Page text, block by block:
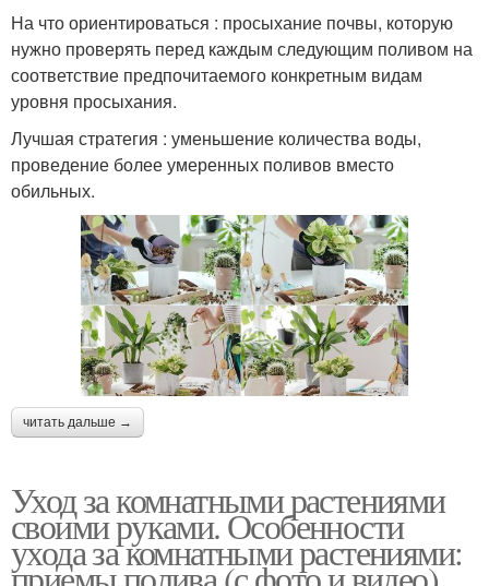
На что ориентироваться : просыхание почвы, которую
нужно проверять перед каждым следующим поливом на
соответствие предпочитаемого конкретным видам
уровня просыхания.
Лучшая стратегия : уменьшение количества воды,
проведение более умеренных поливов вместо
обильных.
читать дальше →
Уход за комнатными растениями
своими руками. Особенности
ухода за комнатными растениями: